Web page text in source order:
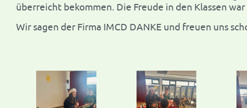
überreicht bekommen. Die Freude in den Klassen
Wir sagen der Firma IMCD DANKE und freuen uns